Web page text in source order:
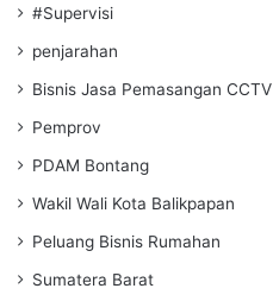
#Supervisi
penjarahan
Bisnis Jasa Pemasangan CCTV
Pemprov
PDAM Bontang
Wakil Wali Kota Balikpapan
Peluang Bisnis Rumahan
Sumatera Barat